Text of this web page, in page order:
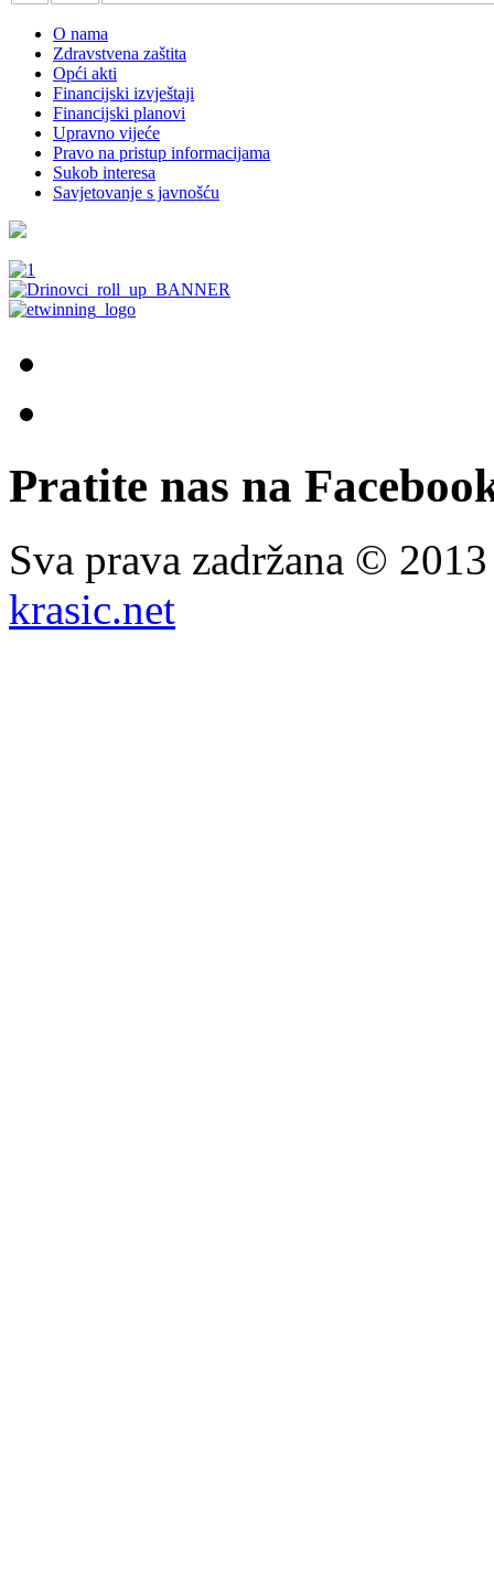
O nama
Zdravstvena zaštita
Opći akti
Financijski izvještaji
Financijski planovi
Upravno vijeće
Pravo na pristup informacijama
Sukob interesa
Savjetovanje s javnošću
Pratite nas na
Sva prava zadržana ©
krasic.net